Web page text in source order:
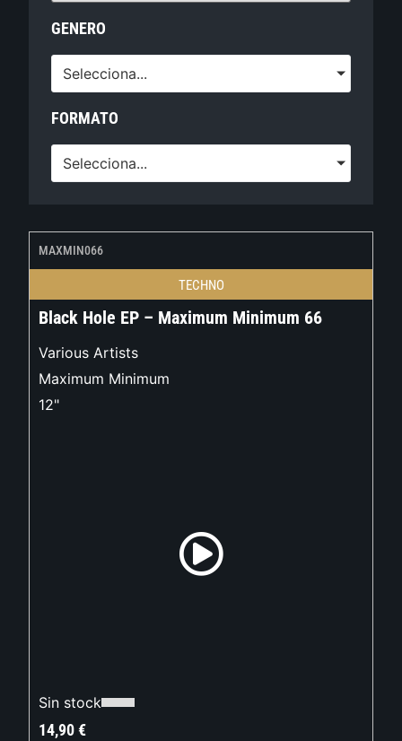
GENERO
Selecciona...
FORMATO
Selecciona...
MAXMIN066
TECHNO
Black Hole EP – Maximum Minimum 66
Various Artists
Maximum Minimum
12"
Sin stock
14,90€